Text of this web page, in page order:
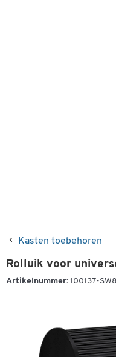
Kasten toebehoren
Rolluik voor
Artikelnummer: 100137-